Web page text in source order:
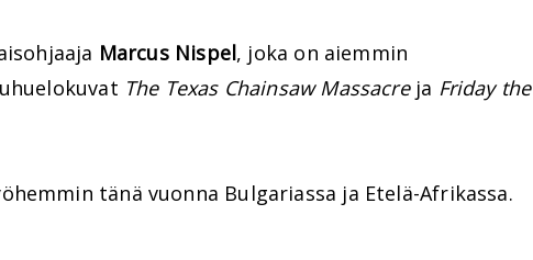
Marcus Nispel, joka on aiemmin
The Texas Chainsaw Massacreja Friday the
tänä vuonna Bulgariassa ja Etelä-Afrikassa.